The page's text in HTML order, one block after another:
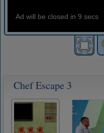
Chef Escape 3